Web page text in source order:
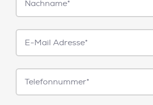
E-
Mail*
Telefonnummer